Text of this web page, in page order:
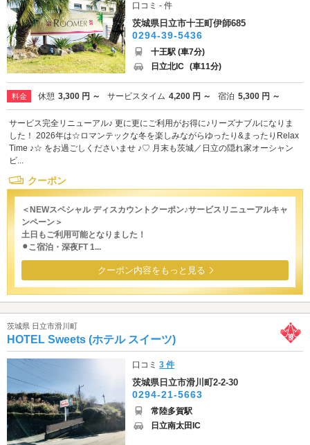
口コミ - 件
茨城県日立市十王町伊師685
0294-39-5436
十王駅 (車7分)
日立北IC (車11分)
料金 休憩 3,300 円 ～ サービスタイム 4,200 円 ～ 宿泊 5,300 円 ～
サービス完全リニューアル♪ 更に更にご利用がお得に♪リーズナブルになりま
した！ 2026年は☆ロマンテックな冬を楽しみながらゆったり&まったりRelax
Time ♪☆ をお過ごしくださいませ ♪♡ 月末も茨城／日立の隠れ家オーシャン
ビ...
クーポン
＜NEWスペシャル ディスカウントクーポン♪サービスリニューアルキャ
ンペーン＞
土日もご利用可能となりました！
⚫︎こ宿泊・深夜FT 1...
クーポン内容をもっと見る
茨城県 日立市滑川町
HOTEL Sweets (ホテル スイーツ)
口コミ3 件
茨城県日立市滑川町2-2-30
0294-21-5663
常陸多賀駅
日立南太田IC